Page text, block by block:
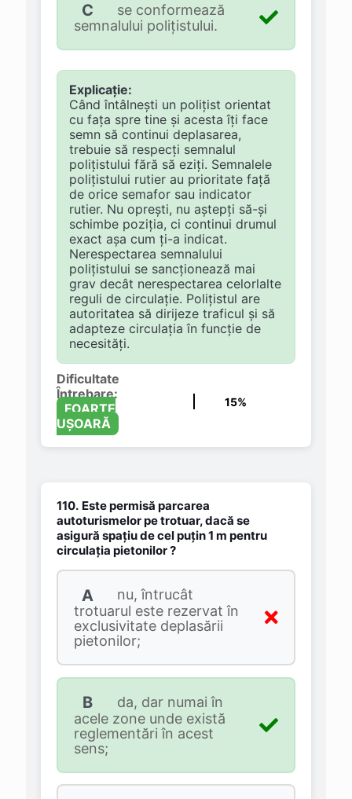
C
se conformează
semnalului poliţistului.
Explicație:
Când întâlnești un polițist orientat
cu fața spre tine și acesta îți face
semn să continui deplasarea,
trebuie să respecți semnalul
polițistului fără să eziți. Semnalele
polițistului rutier au prioritate față
de orice semafor sau indicator
rutier. Nu oprești, nu aștepți să-și
schimbe poziția, ci continui drumul
exact așa cum ți-a indicat.
Nerespectarea semnalului
polițistului se sancționează mai
grav decât nerespectarea celorlalte
reguli de circulație. Polițistul are
autoritatea să dirijeze traficul și să
adapteze circulația în funcție de
necesități.
Dificultate
Întrebare:
FOARTE
UȘOARĂ
15%
110. Este permisă parcarea
autoturismelor pe trotuar, dacă se
asigură spaţiu de cel puţin 1 m pentru
circulaţia pietonilor ?
A
nu, întrucât
trotuarul este rezervat în
exclusivitate deplasării
pietonilor;
B
da, dar numai în
acele zone unde există
reglementări în acest
sens;